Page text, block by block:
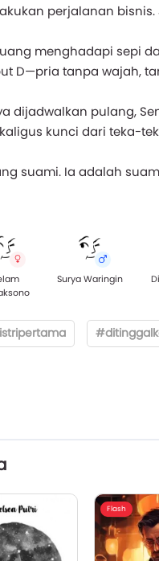
perjalanan
menghadapi sepi
D—pria tanpa wajah,
dijadwalkan pulang,
kunci dari teka-
suami. Ia adalah
Surya Waringin
Flash